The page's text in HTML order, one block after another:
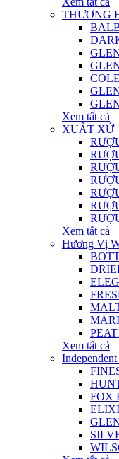
THƯƠNG
Xem tất cả
XUẤT XỨ
Xem tất cả
Hương Vị
Xem tất cả
FOX